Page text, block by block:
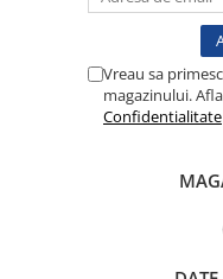
Ingrijirea sanatatii
Aparate aerosoli
Aparate masaj
Vreau sa
magazinului.
Confidentialitate